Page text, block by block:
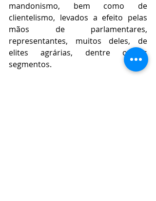
mandonismo, bem como de
clientelismo, levados a efeito pelas
mãos de parlamentares,
representantes, muitos deles, de
elites agrárias, dentre outros
segmentos.